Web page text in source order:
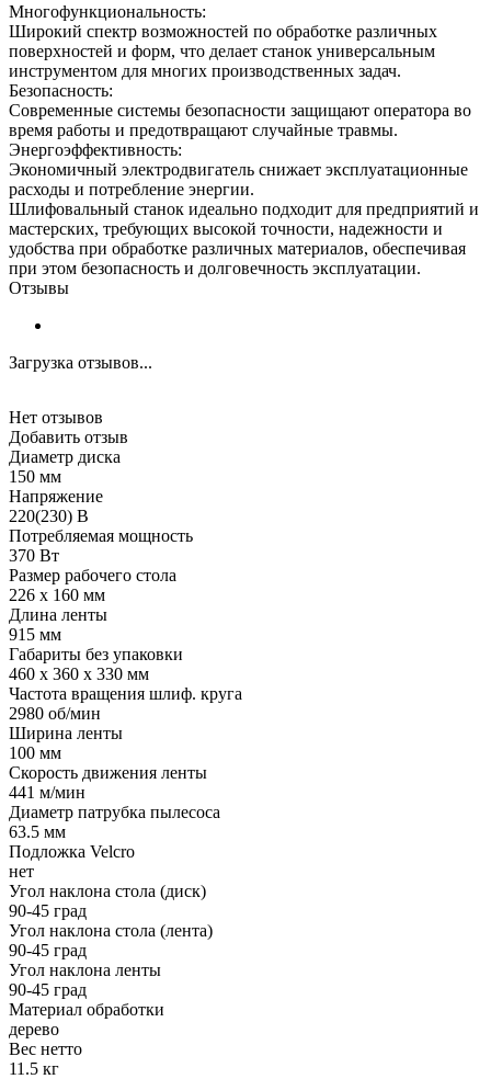
Многофункциональность:
Широкий спектр возможностей по обработке различных
поверхностей и форм, что делает станок универсальным
инструментом для многих производственных задач.
Безопасность:
Современные системы безопасности защищают оператора во
время работы и предотвращают случайные травмы.
Энергоэффективность:
Экономичный электродвигатель снижает эксплуатационные
расходы и потребление энергии.
Шлифовальный станок идеально подходит для предприятий и
мастерских, требующих высокой точности, надежности и
удобства при обработке различных материалов, обеспечивая
при этом безопасность и долговечность эксплуатации.
Отзывы
Загрузка отзывов...
Нет отзывов
Добавить отзыв
Диаметр диска
150 мм
Напряжение
220(230) В
Потребляемая мощность
370 Вт
Размер рабочего стола
226 х 160 мм
Длина ленты
915 мм
Габариты без упаковки
460 х 360 х 330 мм
Частота вращения шлиф. круга
2980 об/мин
Ширина ленты
100 мм
Скорость движения ленты
441 м/мин
Диаметр патрубка пылесоса
63.5 мм
Подложка Velcro
нет
Угол наклона стола (диск)
90-45 град
Угол наклона стола (лента)
90-45 град
Угол наклона ленты
90-45 град
Материал обработки
дерево
Вес нетто
11.5 кг